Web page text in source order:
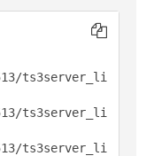
ts3server_li
ts3server_li
ts3server_li